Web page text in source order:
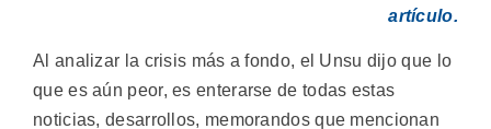
artículo.
Al analizar la crisis más a fondo, el Unsu dijo que lo
que es aún peor, es enterarse de todas estas
noticias, desarrollos, memorandos que mencionan